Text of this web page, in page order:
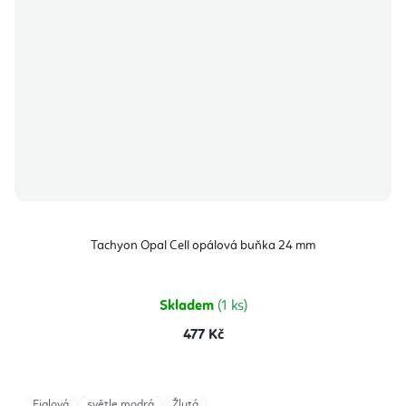
Tachyon Opal Cell opálová buňka 24 mm
Skladem (1 ks)
477 Kč